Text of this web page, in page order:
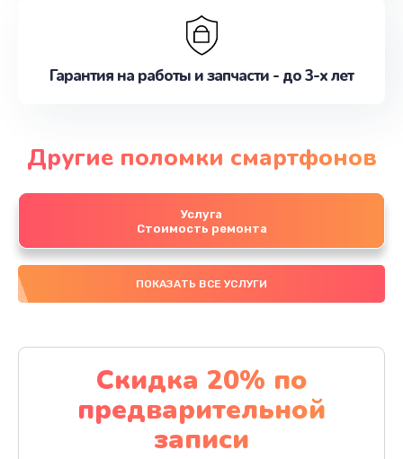
Гарантия на работы и запчасти - до 3-х лет
Другие поломки смартфонов
Услуга
Стоимость ремонта
ПОКАЗАТЬ ВСЕ УСЛУГИ
Скидка 20% по
предварительной
записи